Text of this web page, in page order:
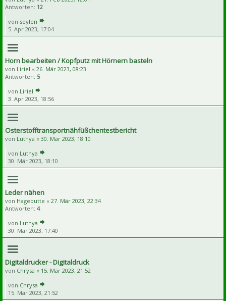
Antworten: 12
von seylen
5. Apr 2023, 17:04
Horn bearbeiten / Kopfputz mit Hörnern basteln
von Liriel « 26. Mär 2023, 08:23
Antworten: 5
von Liriel
3. Apr 2023, 18:56
Osterstofftransportnähfüßchentestbericht
von Luthya « 30. Mär 2023, 18:10
von Luthya
30. Mär 2023, 18:10
Leder nähen
von Hagebutte « 27. Mär 2023, 22:34
Antworten: 4
von Luthya
30. Mär 2023, 17:40
Digitaldrucker - Digitaldruck
von Chrysa « 15. Mär 2023, 21:52
von Chrysa
15. Mär 2023, 21:52